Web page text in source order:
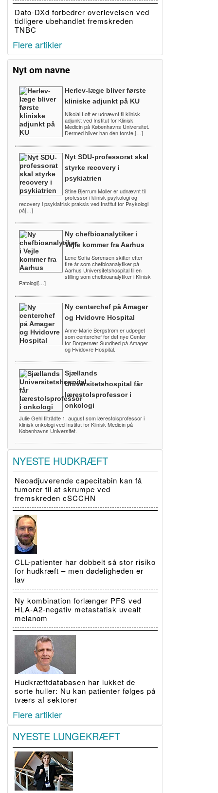
Dato-DXd forbedrer overlevelsen ved
tidligere ubehandlet fremskreden
TNBC
Flere artikler
Nyt om navne
Herlev-læge bliver første
kliniske adjunkt på KU
Nikolai Loft er udnævnt til klinisk
adjunkt ved Institut for Klinisk
Medicin på Københavns Universitet.
Dermed bliver han den første,[…]
Nyt SDU-professorat skal
styrke recovery i
psykiatrien
Stine Bjerrum Møller er udnævnt til
professor i klinisk psykologi og
recovery i psykiatrisk praksis ved Institut for Psykologi
på[…]
Ny chefbioanalytiker i
Vejle kommer fra Aarhus
Lene Sofia Sørensen skifter efter
fire år som chefbioanalytiker på
Aarhus Universitetshospital til en
stilling som chefbioanalytiker i Klinisk
Patologi[…]
Ny centerchef på Amager
og Hvidovre Hospital
Anne-Marie Bergstrøm er udpeget
som centerchef for det nye Center
for Borgernær Sundhed på Amager
og Hvidovre Hospital.
Sjællands
Universitetshospital får
lærestolsprofessor i
onkologi
Julie Gehl tiltrådte 1. august som lærestolsprofessor i
klinisk onkologi ved Institut for Klinisk Medicin på
Københavns Universitet.
NYESTE HUDKRÆFT
Neoadjuverende capecitabin kan få
tumorer til at skrumpe ved
fremskreden cSCCHN
CLL-patienter har dobbelt så stor risiko
for hudkræft – men dødeligheden er
lav
Ny kombination forlænger PFS ved
HLA-A2-negativ metastatisk uvealt
melanom
Hudkræftdatabasen har lukket de
sorte huller: Nu kan patienter følges på
tværs af sektorer
Flere artikler
NYESTE LUNGEKRÆFT